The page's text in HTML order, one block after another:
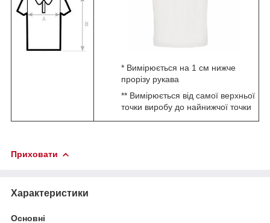
* Вимірюється на 1 см нижче
прорізу рукава
** Вимірюється від самої верхньої
точки виробу до найнижчої точки
Приховати
Характеристики
Основні